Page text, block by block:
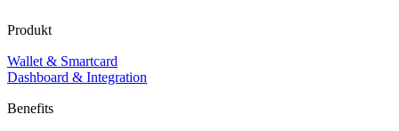
Produkt
Wallet & Smartcard
Dashboard & Integration
Benefits